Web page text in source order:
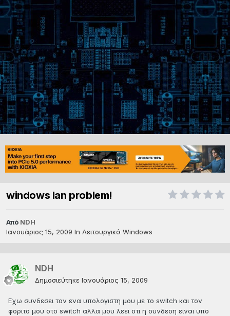
windows lan problem!
Από NDH
Ιανουάριος 15, 2009 In Λειτουργικά Windows
NDH
Δημοσιεύτηκε Ιανουάριος 15, 2009
Εχω συνδεσει τον ενα υπολογιστη μου με το switch και τον
φοριτο μου στο switch αλλα μου λεει οτι η συνδεση ειναι υπο